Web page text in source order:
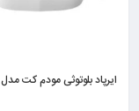
ایرپاد بلوتوثی مودم کت مدل MTW-01